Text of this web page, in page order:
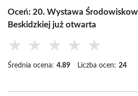
Oceń: 20. Wystawa
Beskidzkiej już otwarta
★ ★ ★ ★ ★
Średnia ocena: 4.89 Liczba ocen: 24